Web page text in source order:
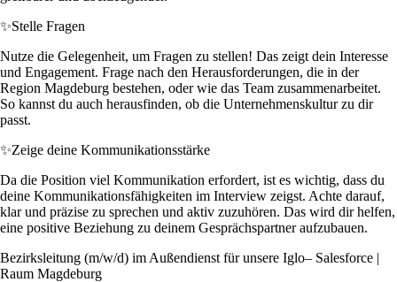
✨Stelle Fragen
Nutze die Gelegenheit, um Fragen zu stellen! Das zeigt dein Interesse
und Engagement. Frage nach den Herausforderungen, die in der
Region Magdeburg bestehen, oder wie das Team zusammenarbeitet.
So kannst du auch herausfinden, ob die Unternehmenskultur zu dir
passt.
✨Zeige deine Kommunikationsstärke
Da die Position viel Kommunikation erfordert, ist es wichtig, dass du
deine Kommunikationsfähigkeiten im Interview zeigst. Achte darauf,
klar und präzise zu sprechen und aktiv zuzuhören. Das wird dir helfen,
eine positive Beziehung zu deinem Gesprächspartner aufzubauen.
Bezirksleitung (m/w/d) im Außendienst für unsere Iglo– Salesforce |
Raum Magdeburg